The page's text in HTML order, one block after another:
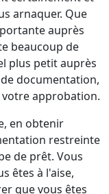
arnaquer. Que
auprès
beaucoup de
plus petit auprès
documentation,
approbation.
en obtenir
restreinte
de prêt. Vous
êtes à l'aise,
que vous êtes